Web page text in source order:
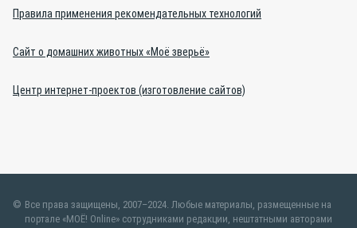
Правила применения рекомендательных технологий
Сайт о домашних животных «Моё зверьё»
Центр интернет-проектов (изготовление сайтов)
Все права защищены, 2007–2024. Любые материалы, размещенные на
портале «МОЁ! Online» сотрудниками редакции, нештатными авторами